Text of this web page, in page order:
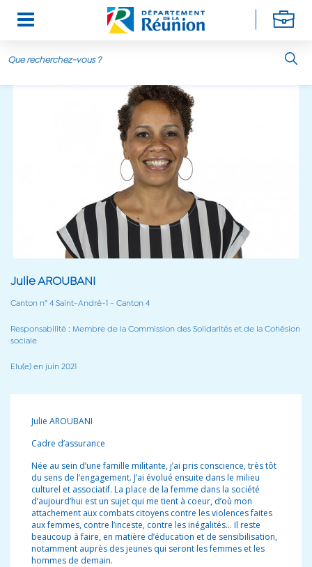
Julie AROUBANI
Canton n° 4 Saint-André-1 - Canton 4
Responsabilité : Membre de la Commission des Solidarités et de la Cohésion
sociale
Elu(e) en juin 2021
Julie AROUBANI
Cadre d’assurance
Née au sein d’une famille militante, j’ai pris conscience, très tôt
du sens de l’engagement. J’ai évolué ensuite dans le milieu
culturel et associatif. La place de la femme dans la société
d’aujourd’hui est un sujet qui me tient à coeur, d’où mon
attachement aux combats citoyens contre les violences faites
aux femmes, contre l’inceste, contre les inégalités… Il reste
beaucoup à faire, en matière d’éducation et de sensibilisation,
notamment auprès des jeunes qui seront les femmes et les
hommes de demain.